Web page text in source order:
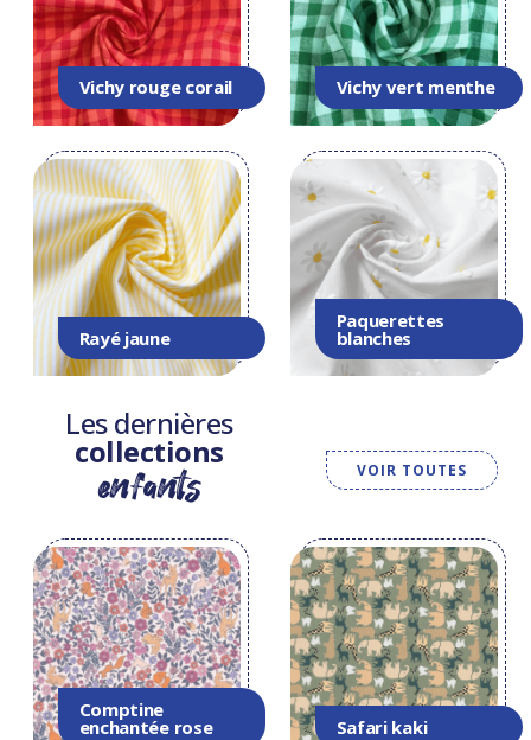
Vichy rouge corail Vichy vert menthe
Rayé jaune
Paquerettes
blanches
Les dernières
collections
enfants VOIR TOUTES
Comptine
enchantée rose Safari kaki